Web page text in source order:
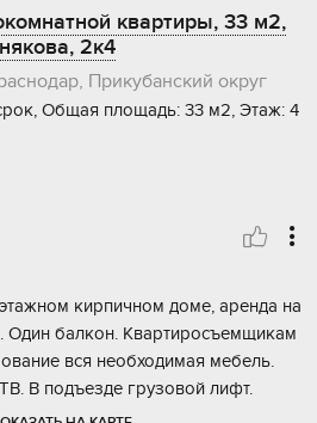
квартиры, 33 м2,
2к4
Прикубанский округ
Общая площадь: 33 м2, Этаж: 4
кирпичном доме, аренда на
Один балкон. Квартиросъемщикам
вся необходимая мебель.
В подъезде грузовой лифт.